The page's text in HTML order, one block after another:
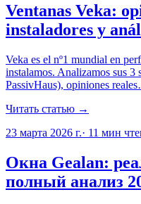
Ventanas Veka:
instaladores y
Veka es el nº1 mundial en
instalamos. Analizamos sus
PassivHaus), opiniones
Читать статью →
23 марта 2026 г.· 11 мин
Окна Gealan:
полный анализ